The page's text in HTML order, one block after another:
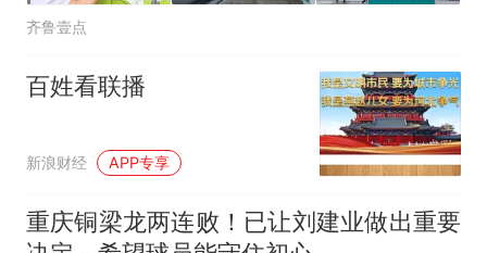
齐鲁壹点
百姓看联播
新浪财经 APP专享
重庆铜梁龙两连败！已让刘建业做出重要